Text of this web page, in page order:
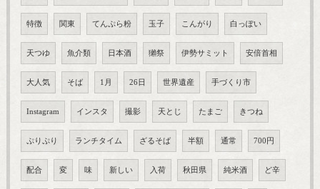
特徴 関東 てんぷら粉 玉子 こんがり 白っぽい
天つゆ 魚介類 日本酒 獺祭 伊勢サミット 安倍首相
大人気 そば 1月 26日 世界遺産 手づくり市
Instagram インスタ 撮影 天とじ たまご きつね
ぷりぷり ランチタイム ざるそば 半額 通常 700円
配合 変 味 新しい 入荷 秋田県 純米酒 ど辛